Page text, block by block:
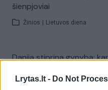
Lrytas.lt - Do Not
šienpjoviai
Žinios Lietuvos diena
Danija stiprina gynybą: